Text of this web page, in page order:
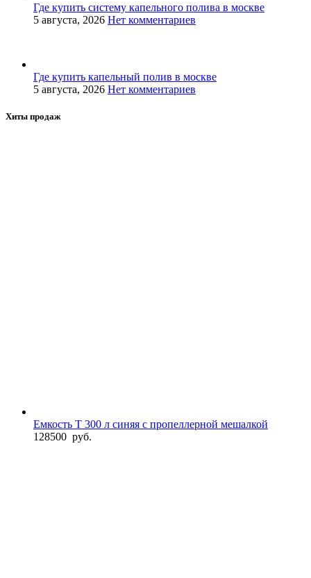
Где купить систему капельного полива в москве
5 августа, 2026 Нет комментариев
Где купить капельный полив в москве
5 августа, 2026 Нет комментариев
Хиты продаж
Емкость T 300 л синяя с пропеллерной мешалкой
128500 руб.